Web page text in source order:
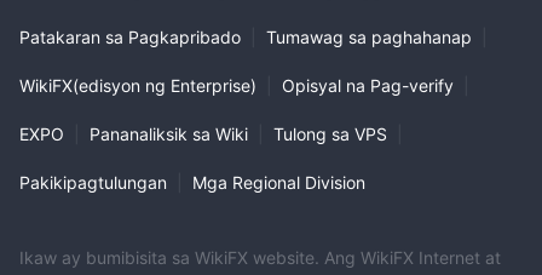
Patakaran sa Pagkapribado Tumawag sa paghahanap
WikiFX(edisyon ng Enterprise) Opisyal na Pag-verify
EXPO Pananaliksik sa Wiki Tulong sa VPS
Pakikipagtulungan Mga Regional Division
Ikaw ay bumibisita sa WikiFX website. Ang WikiFX Internet at